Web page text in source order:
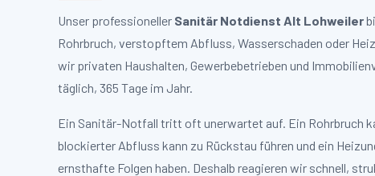
Unser professioneller Sanitär Notdienst Alt Lohweiler
Rohrbruch, verstopftem Abfluss, Wasserschaden oder
wir privaten Haushalten, Gewerbebetrieben und
täglich, 365 Tage im Jahr.
Ein Sanitär-Notfall tritt oft unerwartet auf. Ein Rohrbruch
blockierter Abfluss kann zu Rückstau führen und ein
ernsthafte Folgen haben. Deshalb reagieren wir schnell,